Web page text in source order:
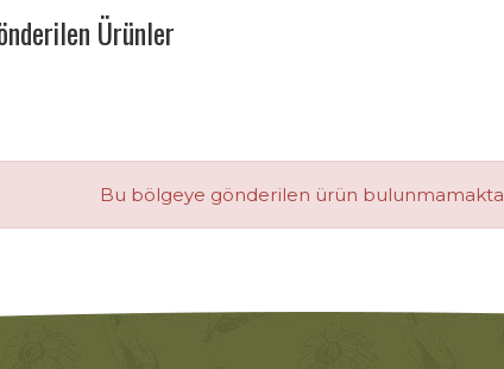
Ürünler
Bu bölgeye gönderilen ürün